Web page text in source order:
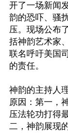
开了一场新闻
韵的恐吓、骚
压。现场公布
括神韵艺术家
联名呼吁美国
的责任。
神韵的主持人
原因：第一，
压法轮功打得
二，神韵展现